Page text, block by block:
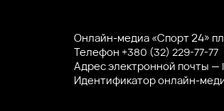
Онлайн-медиа «Спорт 24»
Телефон+380 (32) 229-77-77
Адрес электронной почты —
Идентификатор онлайн-